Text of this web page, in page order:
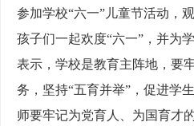
参加学校“六一”儿童节活动，
孩子们一起欢度“六一”，并为
表示，学校是教育主阵地，要
务，坚持“五育并举”，促进学
师要牢记为党育人、为国育才